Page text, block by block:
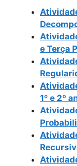
e Terça
1º e 2º